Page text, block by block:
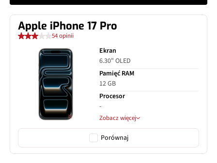
Apple iPhone 17 Pro
54 opinii
Ekran
6.30" OLED
Pamięć RAM
12 GB
Procesor
-
Zobacz więcej
Porównaj